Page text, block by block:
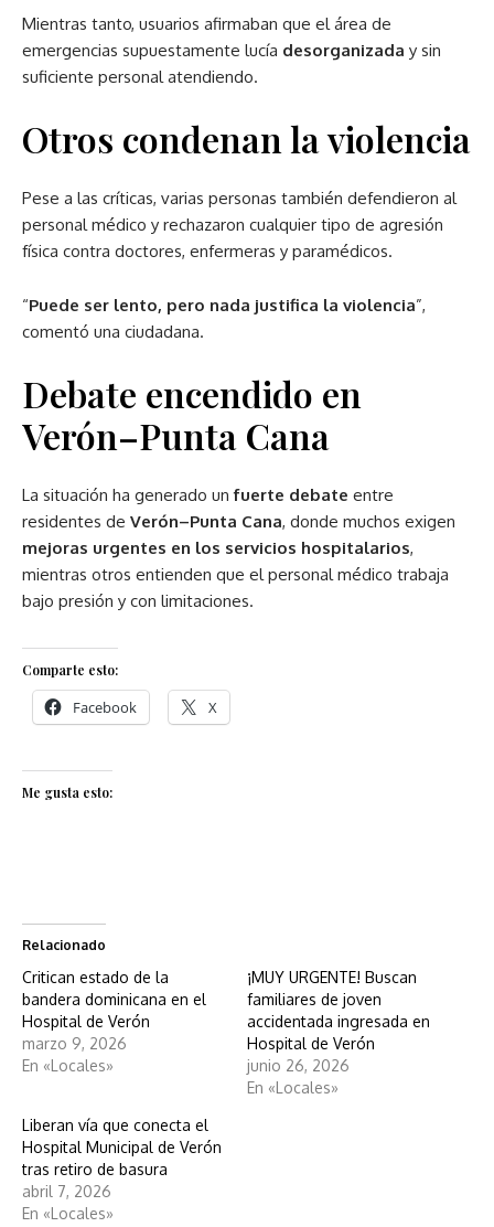
Mientras tanto, usuarios afirmaban que el área de
emergencias supuestamente lucía desorganizada y sin
suficiente personal atendiendo.
Otros condenan la violencia
Pese a las críticas, varias personas también defendieron al
personal médico y rechazaron cualquier tipo de agresión
física contra doctores, enfermeras y paramédicos.
“Puede ser lento, pero nada justifica la violencia”,
comentó una ciudadana.
Debate encendido en
Verón–Punta Cana
La situación ha generado unfuerte debate entre
residentes de Verón–Punta Cana, donde muchos exigen
mejoras urgentes en los servicios hospitalarios,
mientras otros entienden que el personal médico trabaja
bajo presión y con limitaciones.
Comparte esto:
Facebook X
Me gusta esto:
Relacionado
Critican estado de la
bandera dominicana en el
Hospital de Verón
marzo 9, 2026
En «Locales»
¡MUY URGENTE! Buscan
familiares de joven
accidentada ingresada en
Hospital de Verón
junio 26, 2026
En «Locales»
Liberan vía que conecta el
Hospital Municipal de Verón
tras retiro de basura
abril 7, 2026
En «Locales»